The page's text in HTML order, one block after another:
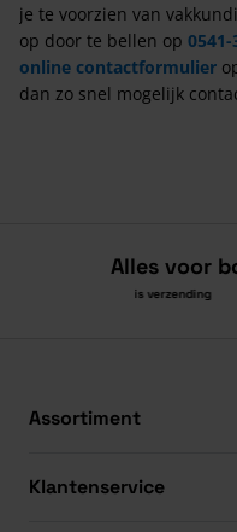
je te voorzien van
op door te bellen op 0541-
online contactformulier
dan zo snel mogelijk
Alles voor
Boven 2.000 gratis verzending
Assortiment
Klantenservice